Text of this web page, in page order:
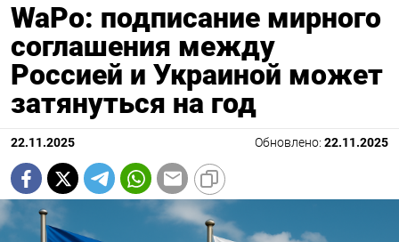
WaPo: подписание мирного
соглашения между
Россией и Украиной может
затянуться на год
22.11.2025 Обновлено: 22.11.2025